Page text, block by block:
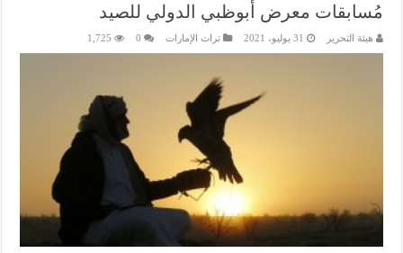
مُسابقات معرض أبوظبي الدولي للصيد
هيئة التحرير 31 يوليو، 2021 تراث الإمارات 0
1,725